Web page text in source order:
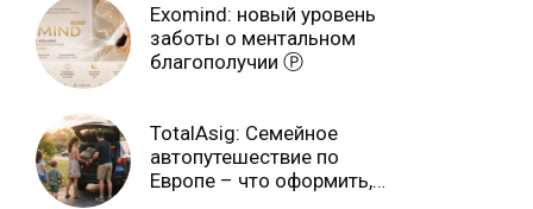
Exomind: новый уровень
заботы о ментальном
благополучии Ⓟ
TotalAsig: Семейное
автопутешествие по
Европе – что оформить,